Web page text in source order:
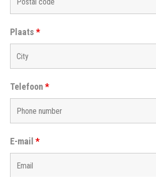
Plaats *
Telefoon *
E-mail *